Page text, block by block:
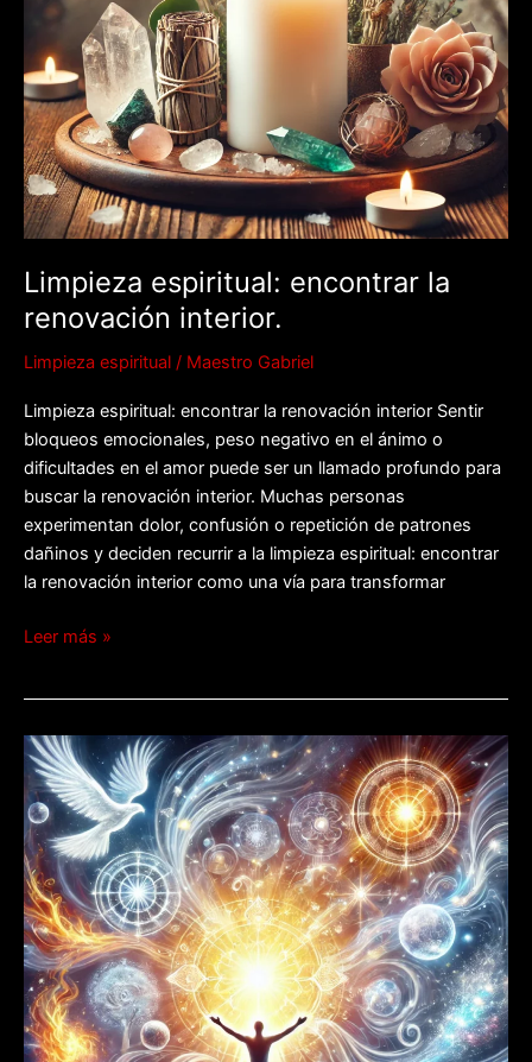
Limpieza espiritual: encontrar la
renovación interior.
Limpieza espiritual / Maestro Gabriel
Limpieza espiritual: encontrar la renovación interior Sentir
bloqueos emocionales, peso negativo en el ánimo o
dificultades en el amor puede ser un llamado profundo para
buscar la renovación interior. Muchas personas
experimentan dolor, confusión o repetición de patrones
dañinos y deciden recurrir a la limpieza espiritual: encontrar
la renovación interior como una vía para transformar
Leer más »
Limpieza
espiritual:
desbloqueando
la
armonía
interior.